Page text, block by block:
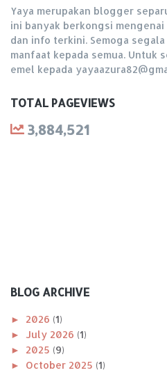
Yaya merupakan blogger
ini banyak berkongsi
dan info terkini. Semoga
manfaat kepada semua. Untuk
emel kepada
TOTAL PAGEVIEWS
3,884,521
BLOG ARCHIVE
► 2026 (1)
► July 2026 (1)
► 2025 (9)
► October 2025 (1)